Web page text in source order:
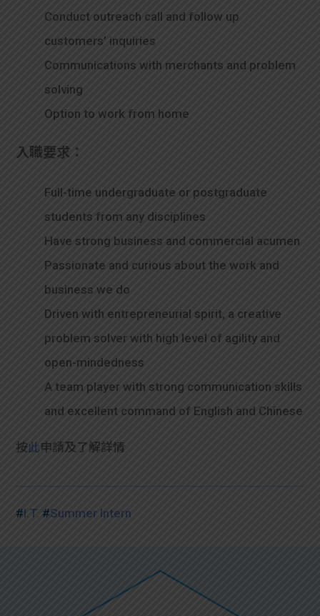
101
Conduct outreach call and follow up
customers’ inquiries
Communications with merchants and problem
solving
Option to work from home
入職要求：
Full-time undergraduate or postgraduate
students from any disciplines
Have strong business and commercial acumen
Passionate and curious about the work and
business we do
Driven with entrepreneurial spirit, a creative
problem solver with high level of agility and
open-mindedness
A team player with strong communication skills
and excellent command of English and Chinese
按此申請及了解詳情
#I.T. #Summer Intern